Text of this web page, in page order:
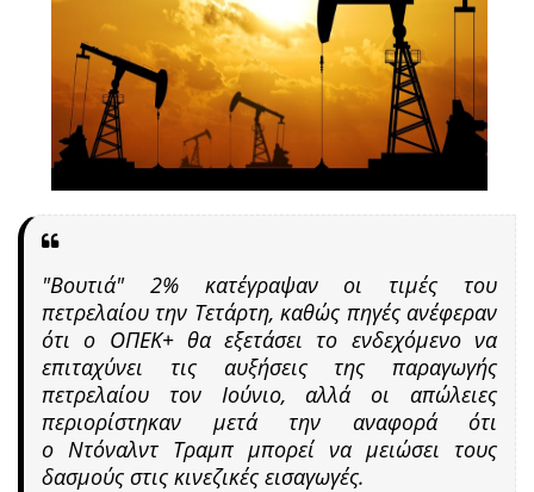
"Βουτιά" 2% κατέγραψαν οι τιμές του
πετρελαίου την Τετάρτη, καθώς πηγές ανέφεραν
ότι ο ΟΠΕΚ+ θα εξετάσει το ενδεχόμενο να
επιταχύνει τις αυξήσεις της παραγωγής
πετρελαίου τον Ιούνιο, αλλά οι απώλειες
περιορίστηκαν μετά την αναφορά ότι
ο Ντόναλντ Τραμπ μπορεί να μειώσει τους
δασμούς στις κινεζικές εισαγωγές.